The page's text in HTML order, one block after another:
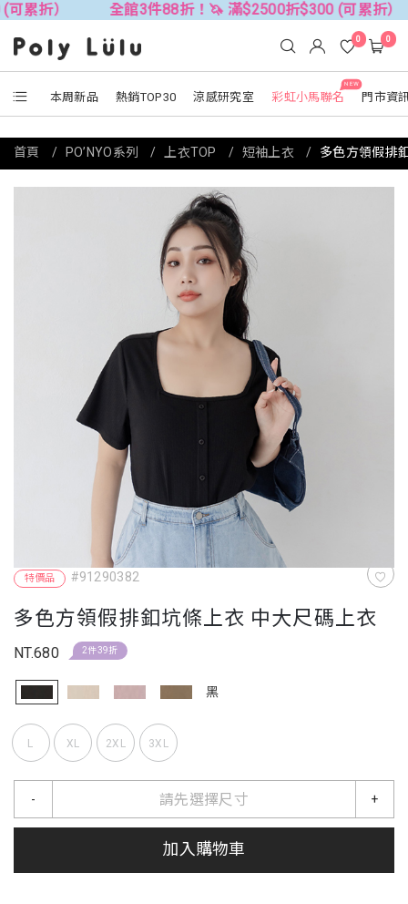
） 全館3件88折！🦄 滿$2500折$300 (可累折）
本周新品 熱銷TOP30 涼感研究室
NEW
彩虹小馬聯名 門市資
0 0
特價品 #91290382
多色方領假排釦坑條上衣 中大尺碼上衣
NT.680 2件39折
黑
L XL 2XL 3XL
請先選擇尺寸
- +
加入購物車
首頁 PO’NYO系列 上衣TOP 短袖上衣 多色方領假排